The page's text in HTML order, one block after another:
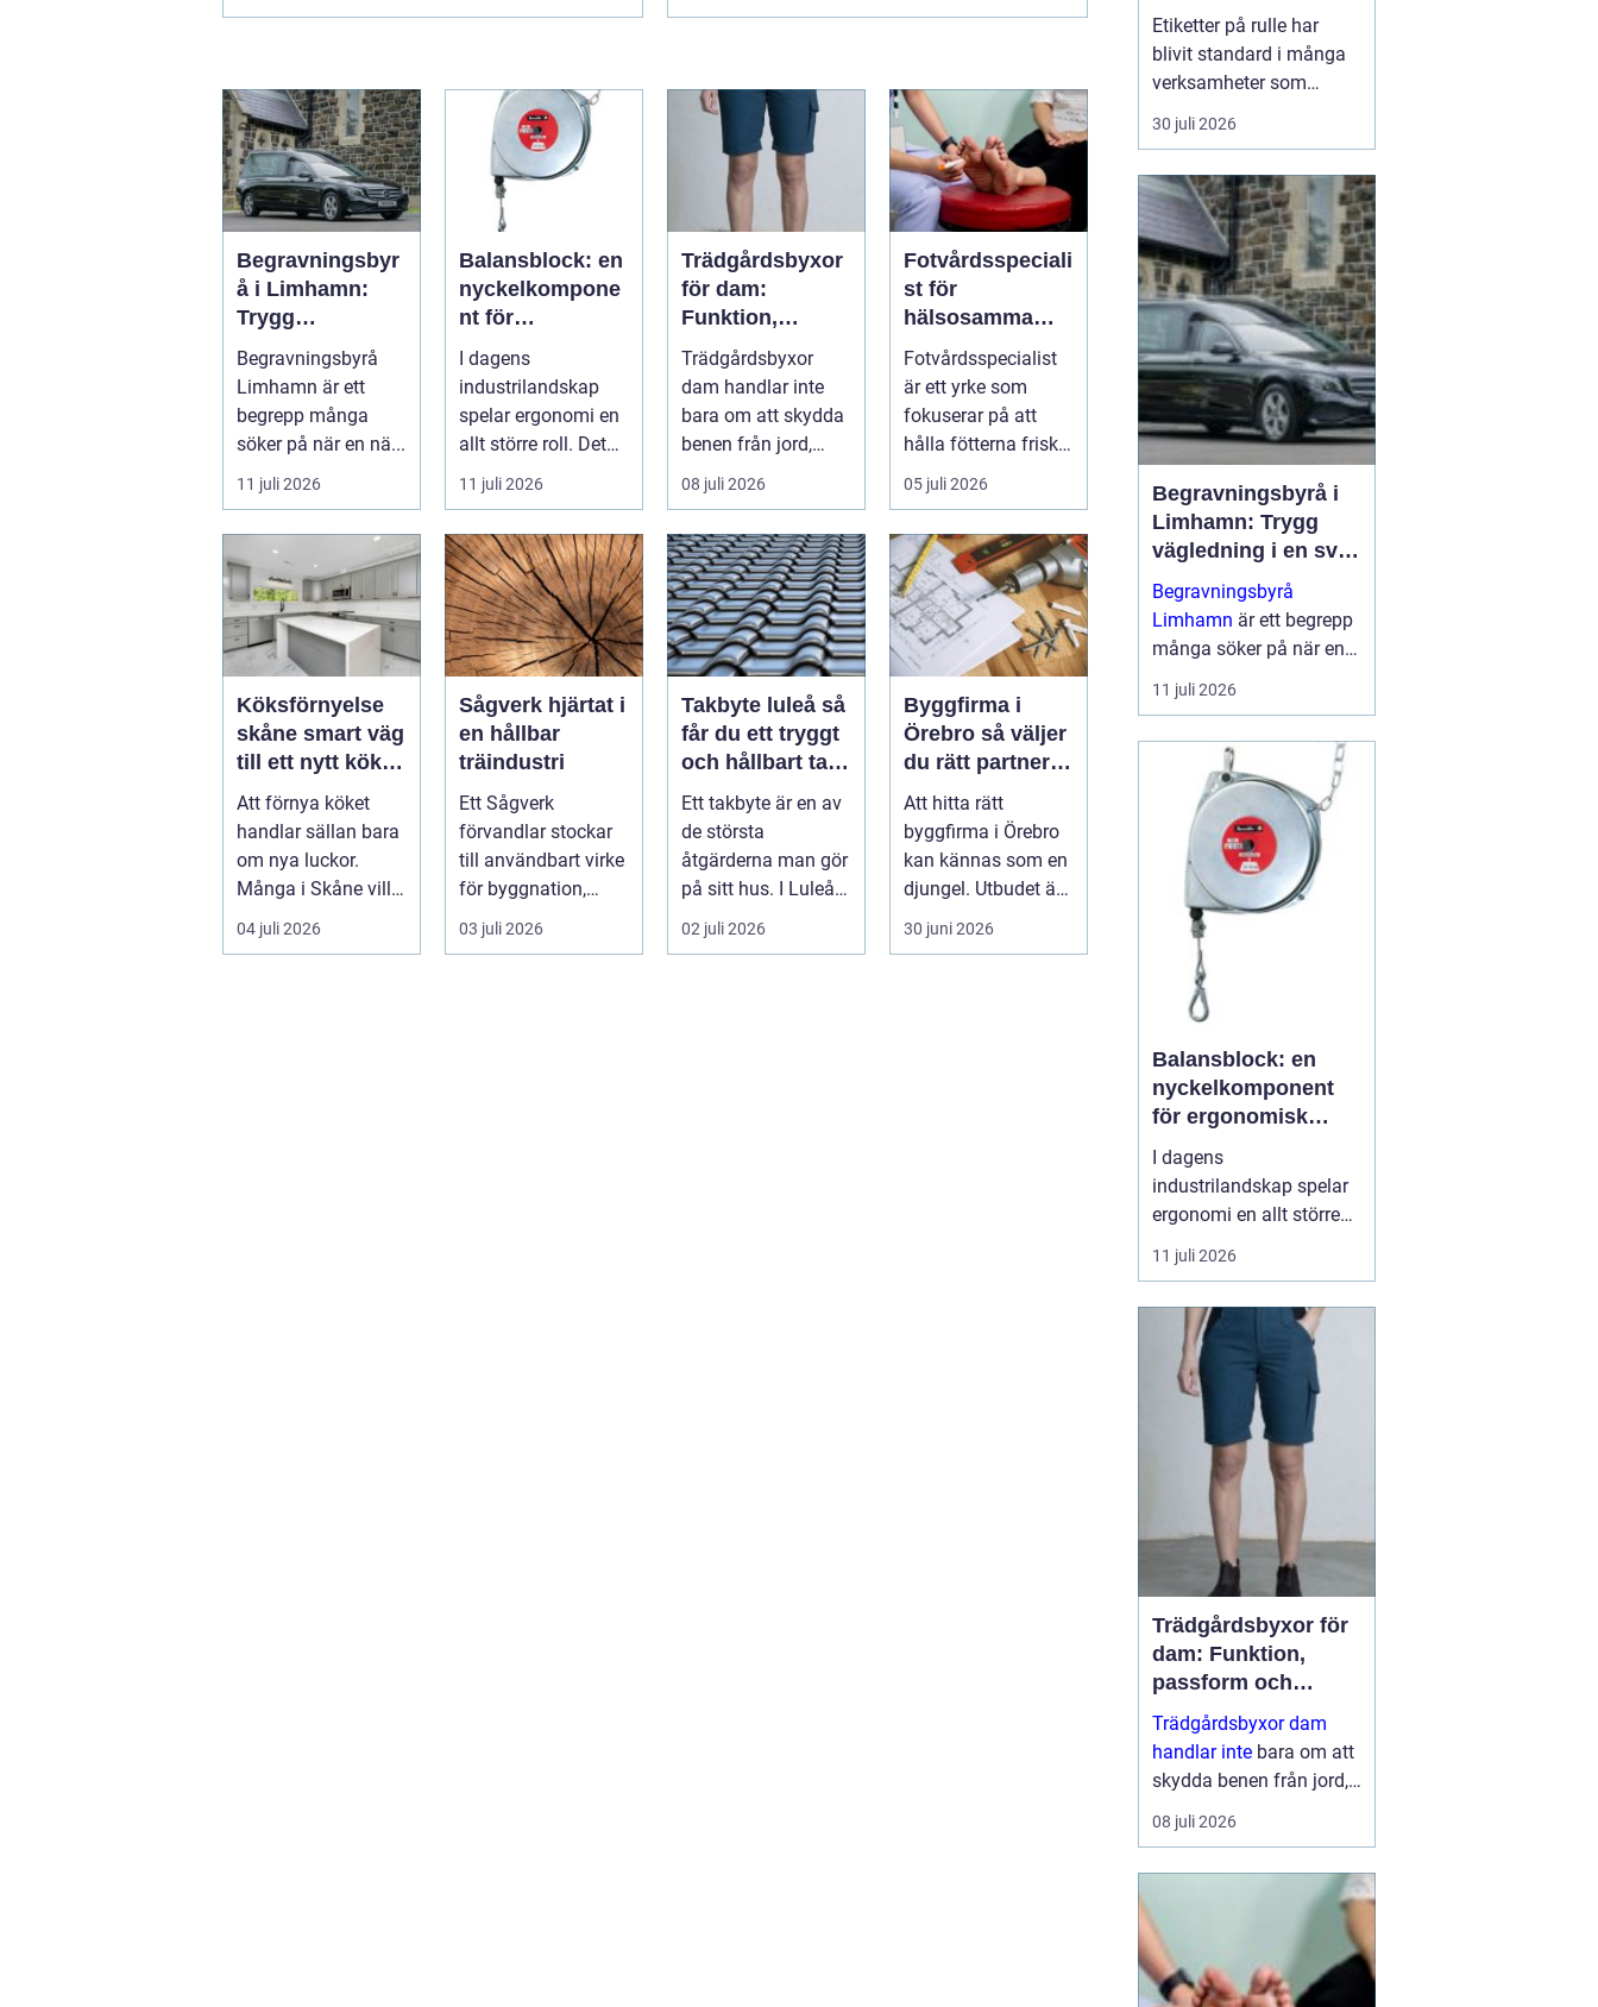
Begravningsbyr
å i Limhamn:
Trygg
vägledning i en
svår tid
Begravningsbyrå
Limhamn är ett
begrepp många
söker på när en nä...
11 juli 2026
Balansblock: en
nyckelkompone
nt för
ergonomisk
effektivitet
I dagens
industrilandskap
spelar ergonomi en
allt större roll. Det
handlar inte bara
om att skapa en...
11 juli 2026
Trädgårdsbyxor
för dam:
Funktion,
passform och
hållbar stil i
rabatten
Trädgårdsbyxor
dam handlar inte
bara om att skydda
benen från jord,
taggar och v&au...
08 juli 2026
Fotvårdsspeciali
st för
hälsosamma
fötter i vardagen
Fotvårdsspecialist
är ett yrke som
fokuserar på att
hålla fötterna friska,
minska smärta och
förebyg...
05 juli 2026
Köksförnyelse
skåne smart väg
till ett nytt kök
utan
helrenovering
Att förnya köket
handlar sällan bara
om nya luckor.
Många i Skåne vill
ha ett kök som
fungerar bättr...
04 juli 2026
Sågverk hjärtat i
en hållbar
träindustri
Ett Sågverk
förvandlar stockar
till användbart virke
för byggnation,
snickeri och
inredning. Här möt...
03 juli 2026
Takbyte luleå så
får du ett tryggt
och hållbart tak i
norrbottniskt
klimat
Ett takbyte är en av
de största
åtgärderna man gör
på sitt hus. I Luleå
ställs extra höga
krav på bå...
02 juli 2026
Byggfirma i
Örebro så väljer
du rätt partner
för ditt projekt
Att hitta rätt
byggfirma i Örebro
kan kännas som en
djungel. Utbudet är
stort, projekten ser
olika u...
30 juni 2026
stärker både flöde
och varumärke
Etiketter på rulle har
blivit standard i många
verksamheter som
behöver snabb, tydlig
och hållbar märkning.
livsmedel, ehandel, lager
eller butiker handlar allt i
grunden om samma sak:
rätt ...
30 juli 2026
Begravningsbyrå i
Limhamn: Trygg
vägledning i en svår
tid
Begravningsbyrå
Limhamn är ett begrepp
många söker på när en
nära anhörig har gått
bort och behovet av stöd
11 juli 2026
Balansblock: en
nyckelkomponent
för ergonomisk
effektivitet
I dagens
industrilandskap spelar
ergonomi en allt större
roll. Det handlar inte
bara om att skapa en
för anställda, utan även
om att optimera
produktiviteten. Ett
verktyg som allt mer
sprider sig inom
industrin, tack vare
11 juli 2026
Trädgårdsbyxor för
dam: Funktion,
passform och
hållbar stil i rabatten
Trädgårdsbyxor dam
handlar inte bara om att
skydda benen från jord,
taggar och väta. Rätt
byxa gör arbetet enklare,
skonsamt för kroppen. ...
08 juli 2026